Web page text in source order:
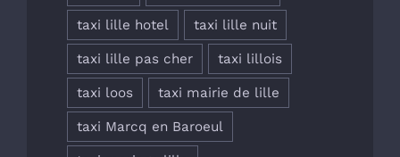
taxi lille hotel taxi lille nuit
taxi lille pas cher taxi lillois
taxi loos taxi mairie de lille
taxi Marcq en Baroeul